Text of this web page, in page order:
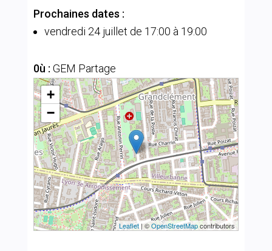
Prochaines dates :
vendredi 24 juillet de 17:00 à 19:00
0ù : GEM Partage
+
−
Leaflet | ©OpenStreetMapcontributors